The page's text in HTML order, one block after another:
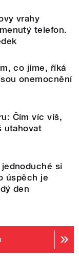
vrahy
telefon.
co jíme, říká
onemocnění
Čím víc víš,
utahovat
si
úspěch je
den